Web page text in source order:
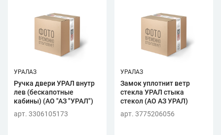
УРАЛАЗ
Ручка двери УРАЛ внутр
лев (бескапотные
кабины) (АО "АЗ "УРАЛ")
арт. 3306105173
УРАЛАЗ
Замок уплотнит ветр
стекла УРАЛ стыка
стекол (АО АЗ УРАЛ)
арт. 3775206056